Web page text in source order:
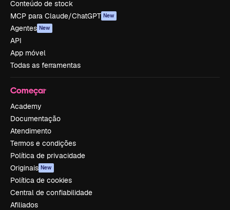
Conteúdo de stock
MCP para Claude/ChatGPT New
Agentes New
API
App móvel
Todas as ferramentas
Começar
Academy
Documentação
Atendimento
Termos e condições
Política de privacidade
Originais New
Política de cookies
Central de confiabilidade
Afiliados